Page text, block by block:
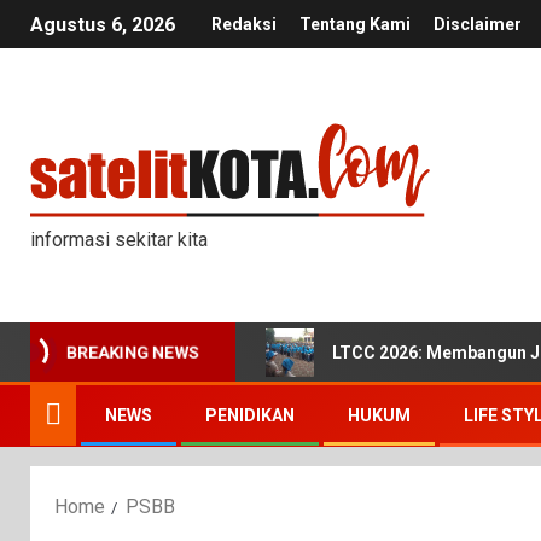
Agustus 6, 2026 Redaksi Tentang Kami Disclaimer
informasi sekitar kita
BREAKING NEWS LTCC 2026: Membangun
NEWS PENIDIKAN HUKUM LIFE
Home PSBB